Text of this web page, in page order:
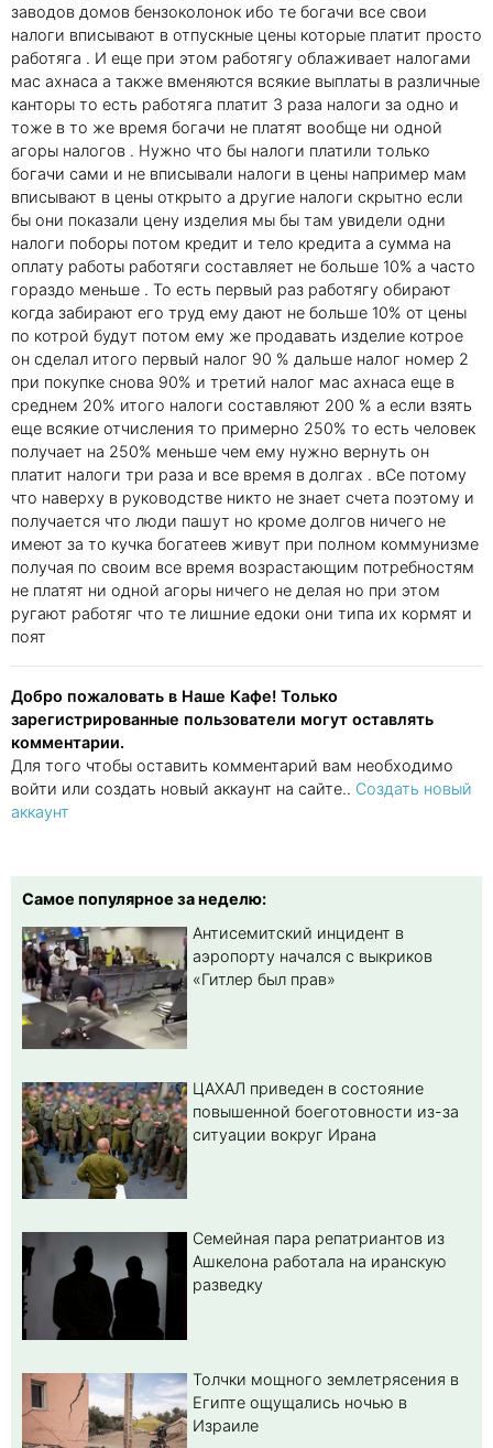
заводов домов бензоколонок ибо те богачи все свои
налоги вписывают в отпускные цены которые платит просто
работяга . И еще при этом работягу облаживает налогами
мас ахнаса а также вменяются всякие выплаты в различные
канторы то есть работяга платит 3 раза налоги за одно и
тоже в то же время богачи не платят вообще ни одной
агоры налогов . Нужно что бы налоги платили только
богачи сами и не вписывали налоги в цены например мам
вписывают в цены открыто а другие налоги скрытно если
бы они показали цену изделия мы бы там увидели одни
налоги поборы потом кредит и тело кредита а сумма на
оплату работы работяги составляет не больше 10% а часто
гораздо меньше . То есть первый раз работягу обирают
когда забирают его труд ему дают не больше 10% от цены
по котрой будут потом ему же продавать изделие котрое
он сделал итого первый налог 90 % дальше налог номер 2
при покупке снова 90% и третий налог мас ахнаса еще в
среднем 20% итого налоги составляют 200 % а если взять
еще всякие отчисления то примерно 250% то есть человек
получает на 250% меньше чем ему нужно вернуть он
платит налоги три раза и все время в долгах . вСе потому
что наверху в руководстве никто не знает счета поэтому и
получается что люди пашут но кроме долгов ничего не
имеют за то кучка богатеев живут при полном коммунизме
получая по своим все время возрастающим потребностям
не платят ни одной агоры ничего не делая но при этом
ругают работяг что те лишние едоки они типа их кормят и
поят
Добро пожаловать в Наше Кафе! Только
зарегистрированные пользователи могут оставлять
комментарии.
Для того чтобы оставить комментарий вам необходимо
войти или создать новый аккаунт на сайте.. Создать новый
аккаунт
Самое популярное за неделю:
Антисемитский инцидент в
аэропорту начался с выкриков
«Гитлер был прав»
ЦАХАЛ приведен в состояние
повышенной боеготовности из-за
ситуации вокруг Ирана
Семейная пара репатриантов из
Ашкелона работала на иранскую
разведку
Толчки мощного землетрясения в
Египте ощущались ночью в
Израиле